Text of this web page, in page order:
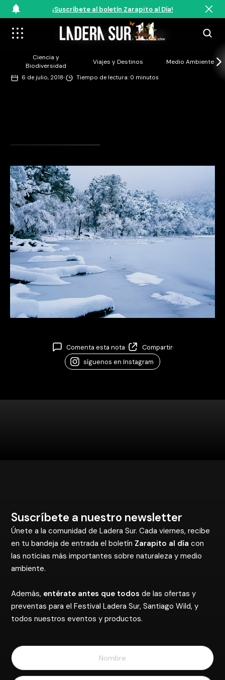
¡Suscríbete al boletín Zarapito al Día!
Ciencia y
Biodiversidad
Viajes y Destinos Medio Ambiente
©Augusto Domínguez
6 de julio, 2018· Tiempo de lectura: 0 minutos
Comenta esta nota· Compartir·
síguenos en Instagram
Suscríbete a nuestro newsletter
Únete a la comunidad de Ladera Sur. Cada viernes, recibe
en tu bandeja de entrada el boletín Zarapito al día con
las noticias más importantes sobre naturaleza y medio
ambiente.
Además, entérate antes que todos de las ofertas y
preventas para el Festival Ladera Sur, Santiago Wild, y
todos nuestros eventos y productos.